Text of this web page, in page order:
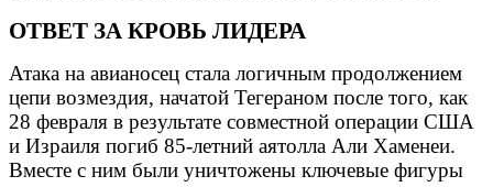
ОТВЕТ ЗА КРОВЬ ЛИДЕРА
Атака на авианосец стала логичным продолжением
цепи возмездия, начатой Тегераном после того, как
28 февраля в результате совместной операции США
и Израиля погиб 85-летний аятолла Али Хаменеи.
Вместе с ним были уничтожены ключевые фигуры